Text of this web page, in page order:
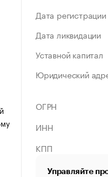
Дата регистрации
Дата ликвидации
Уставной капитал
Юридический
ОГРН
ИНН
КПП
Управляйте